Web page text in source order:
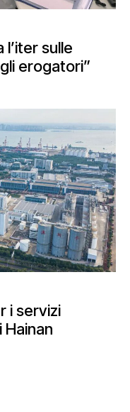
sulle
erogatori”
i servizi